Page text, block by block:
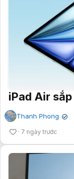
iPad Air
Thanh Phong ✔
7 ngày trước